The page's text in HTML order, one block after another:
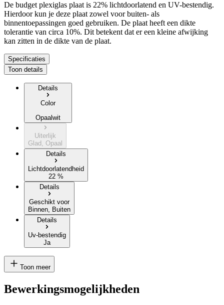
De budget plexiglas plaat is 22% lichtdoorlatend en UV-bestendig.
Hierdoor kun je deze plaat zowel voor buiten- als
binnentoepassingen goed gebruiken. De plaat heeft een dikte
tolerantie van circa 10%. Dit betekent dat er een kleine afwijking
kan zitten in de dikte van de plaat.
Specificaties
Toon details
Details
Color
Opaalwit
Uiterlijk
Glad, Opaal
Details
Lichtdoorlatendheid
22 %
Details
Geschikt voor
Binnen, Buiten
Details
Uv-bestendig
Ja
Toon meer
Bewerkingsmogelijkheden